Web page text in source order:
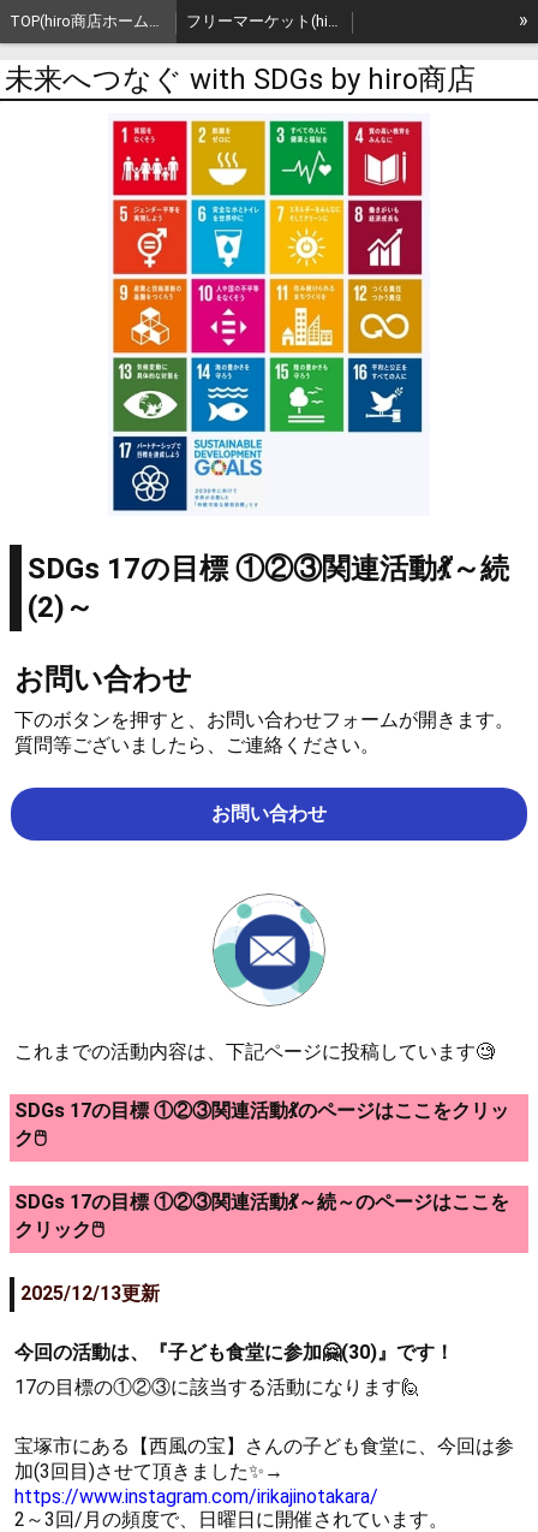
TOP(hiro商店ホームページ) フリーマーケット(hiro商店主催)
【過去開催②】フリーマーケット(hiro商店主催) 地産品の紹介
SDGs 17の目標 全般関連活動💃 子ども食堂の支援,協力(計画と実績)👦👧
SDGs 17の目標 ①②③関連活動💃～続(3)～
SDGs 17の目標 ①②③関連活動💃～続～ SDGs 17の目標 ①②③関連活動💃
SDGs 17の目標 ⑪関連活動💃 『アップサイクルパートナーシップ by hiro商店』🙋
アップサイクルイベント(hiro商店主催)🎪 SDGs 17の目標 ⑫関連活動💃
SDGs 17の目標 ⑫関連活動💃～続～
SDGs 17の目標 ⑭関連活動💃
SDGs 17の目標 ⑰関連活動💃
»
未来へつなぐ with SDGs by hiro商店
SDGs 17の目標 ①②③関連活動💃～続
(2)～
お問い合わせ
下のボタンを押すと、お問い合わせフォームが開きます。
質問等ございましたら、ご連絡ください。
お問い合わせ
これまでの活動内容は、下記ページに投稿しています🧐
SDGs 17の目標 ①②③関連活動💃のページはここをクリッ
ク🖱️
SDGs 17の目標 ①②③関連活動💃～続～のページはここを
クリック🖱️
2025/12/13更新
今回の活動は、『子ども食堂に参加🤗(30)』です！
17の目標の①②③に該当する活動になります🙋
宝塚市にある【西風の宝】さんの子ども食堂に、今回は参
加(3回目)させて頂きました✨→
https://www.instagram.com/irikajinotakara/
2～3回/月の頻度で、日曜日に開催されています。